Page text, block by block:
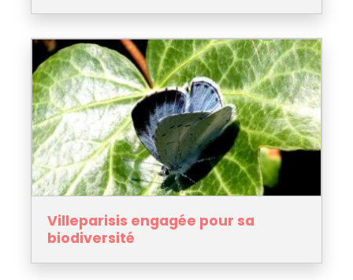
Villeparisis engagée pour sa
biodiversité